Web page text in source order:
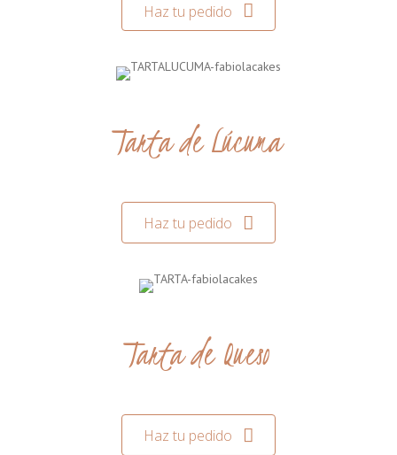
Haz tu pedido
Tarta de Lúcuma
Haz tu pedido
Tarta de Queso
Haz tu pedido